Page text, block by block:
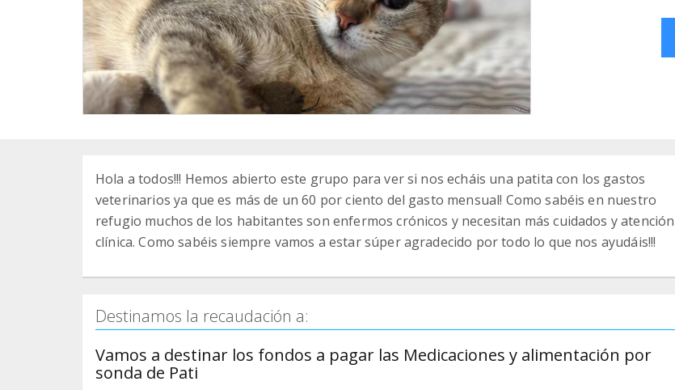
Hola a todos!!! Hemos abierto este grupo para ver si nos echáis una patita con los gastos
veterinarios ya que es más de un 60 por ciento del gasto mensual! Como sabéis en nuestro
refugio muchos de los habitantes son enfermos crónicos y necesitan más cuidados y atención
clínica. Como sabéis siempre vamos a estar súper agradecido por todo lo que nos ayudáis!!!
Destinamos la recaudación a:
Vamos a destinar los fondos a pagar las Medicaciones y alimentación por
sonda de Pati